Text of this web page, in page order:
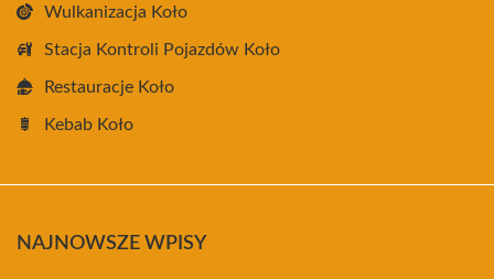
Wulkanizacja Koło
Stacja Kontroli Pojazdów Koło
Restauracje Koło
Kebab Koło
NAJNOWSZE WPISY